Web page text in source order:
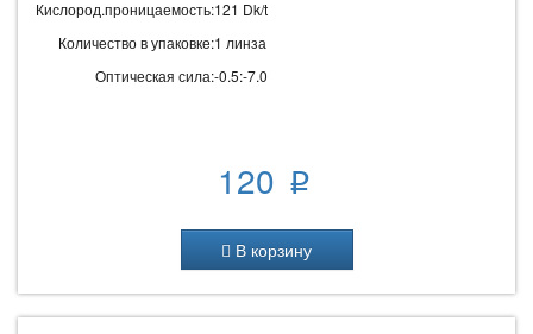
Кислород.проницаемость:121 Dk/t
Количество в упаковке:1 линза
Оптическая сила:-0.5:-7.0
120 p
В корзину